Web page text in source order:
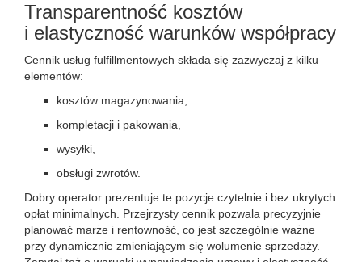
Transparentność kosztów
i elastyczność warunków współpracy
Cennik usług fulfillmentowych składa się zazwyczaj z kilku
elementów:
kosztów magazynowania,
kompletacji i pakowania,
wysyłki,
obsługi zwrotów.
Dobry operator prezentuje te pozycje czytelnie i bez ukrytych
opłat minimalnych. Przejrzysty cennik pozwala precyzyjnie
planować marże i rentowność, co jest szczególnie ważne
przy dynamicznie zmieniającym się wolumenie sprzedaży.